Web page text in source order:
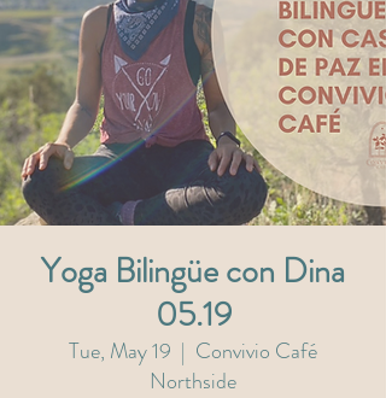
Yoga Bilingüe con Dina
05.19
Tue, May 19
  |
Convivio Café
Northside